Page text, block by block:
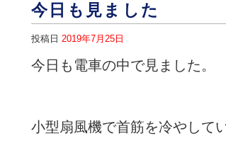
今日も見ました
投稿日 2019年7月25日
今日も電車の中で見ました。
小型扇風機で首筋を冷やして